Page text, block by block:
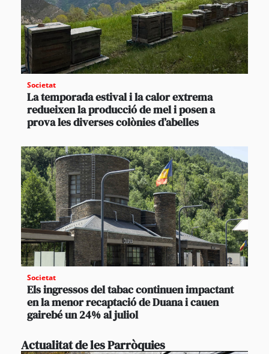
Societat
La temporada estival i la calor extrema
redueixen la producció de mel i posen a
prova les diverses colònies d’abelles
Societat
Els ingressos del tabac continuen impactant
en la menor recaptació de Duana i cauen
gairebé un 24% al juliol
Actualitat de les Parròquies